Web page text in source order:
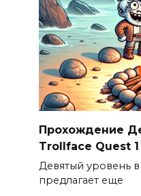
Прохождение
Trollface Quest 1
Девятый уровень в
предлагает еще